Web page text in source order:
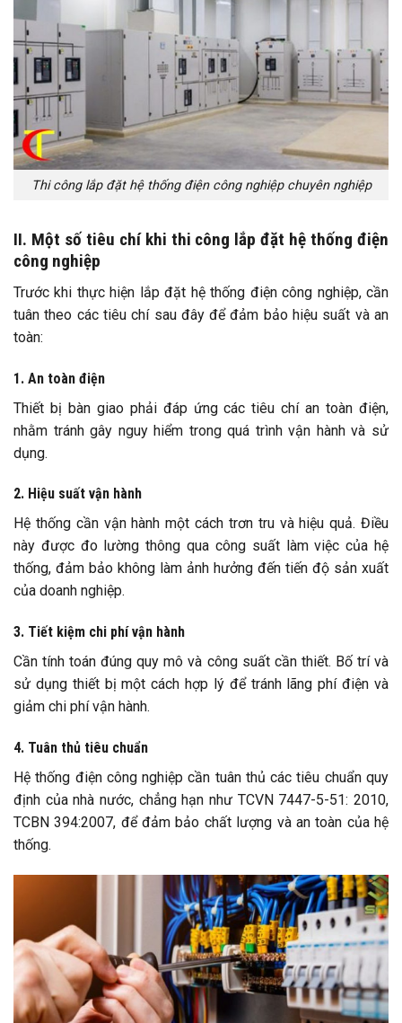
Thi công lắp đặt hệ thống điện công nghiệp chuyên nghiệp
II. Một số tiêu chí khi thi công lắp đặt hệ thống điện
công nghiệp
Trước khi thực hiện lắp đặt hệ thống điện công nghiệp, cần
tuân theo các tiêu chí sau đây để đảm bảo hiệu suất và an
toàn:
1. An toàn điện
Thiết bị bàn giao phải đáp ứng các tiêu chí an toàn điện,
nhằm tránh gây nguy hiểm trong quá trình vận hành và sử
dụng.
2. Hiệu suất vận hành
Hệ thống cần vận hành một cách trơn tru và hiệu quả. Điều
này được đo lường thông qua công suất làm việc của hệ
thống, đảm bảo không làm ảnh hưởng đến tiến độ sản xuất
của doanh nghiệp.
3. Tiết kiệm chi phí vận hành
Cần tính toán đúng quy mô và công suất cần thiết. Bố trí và
sử dụng thiết bị một cách hợp lý để tránh lãng phí điện và
giảm chi phí vận hành.
4. Tuân thủ tiêu chuẩn
Hệ thống điện công nghiệp cần tuân thủ các tiêu chuẩn quy
định của nhà nước, chẳng hạn như TCVN 7447-5-51: 2010,
TCBN 394:2007, để đảm bảo chất lượng và an toàn của hệ
thống.